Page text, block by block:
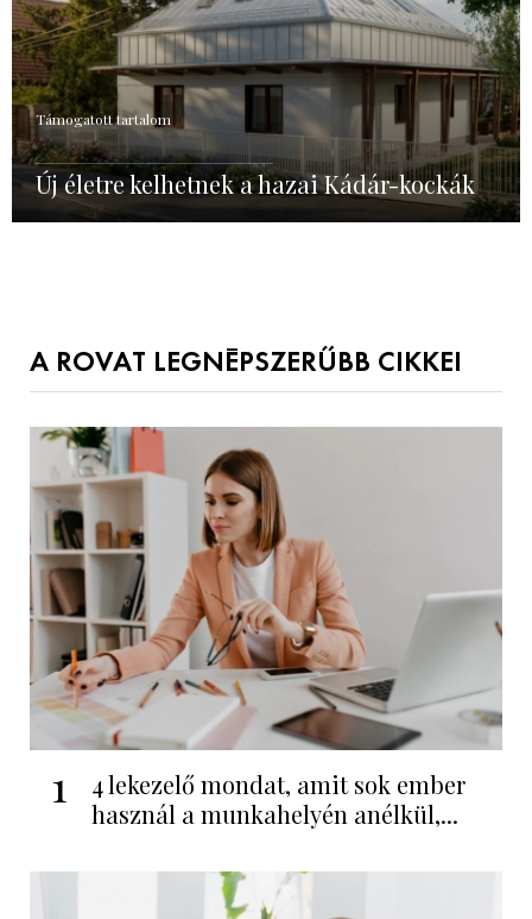
Támogatott tartalom
Új életre kelhetnek a hazai Kádár-kockák
A ROVAT LEGNÉPSZERŰBB CIKKEI
1
4 lekezelő mondat, amit sok ember
használ a munkahelyén anélkül,...